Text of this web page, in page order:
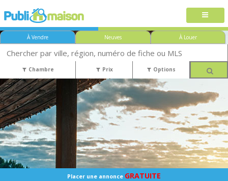
À Vendre Neuves À Louer
Chambre Prix Options
Placer une annonce GRATUITE